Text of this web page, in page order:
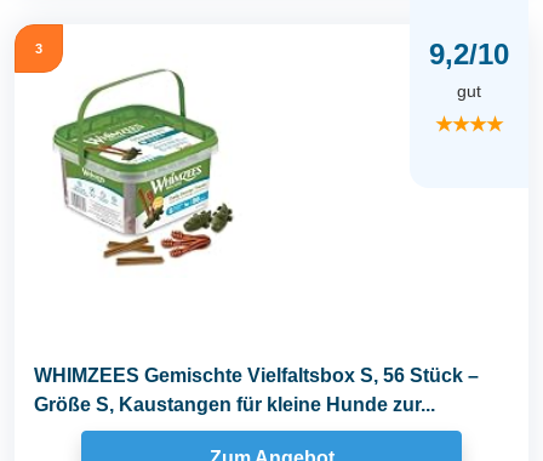
3 9,2/10
gut
★★★★
WHIMZEES Gemischte Vielfaltsbox S, 56 Stück –
Größe S, Kaustangen für kleine Hunde zur...